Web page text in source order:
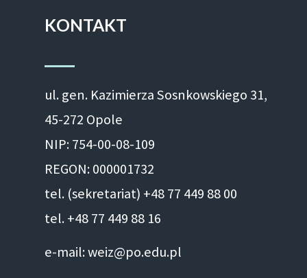
KONTAKT
ul. gen. Kazimierza Sosnkowskiego 31,
45-272 Opole
NIP: 754-00-08-109
REGON: 000001732
tel. (sekretariat) +48 77 449 88 00
tel. +48 77 449 88 16
e-mail: weiz@po.edu.pl